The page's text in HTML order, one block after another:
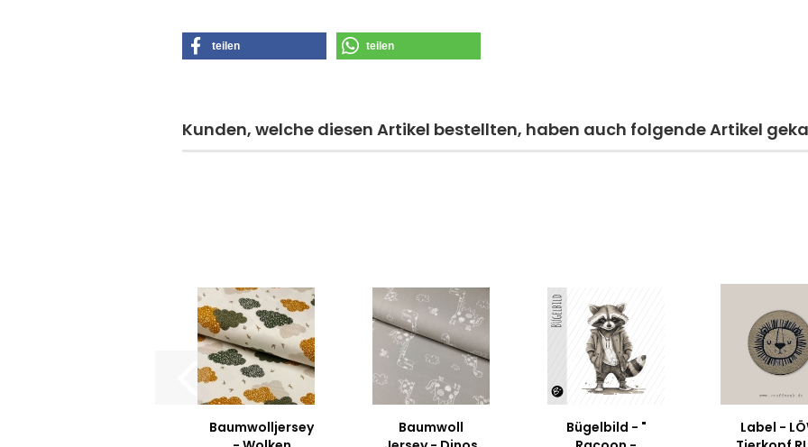
teilen teilen
Kunden, welche diesen Artikel bestellten, haben auch folgende Artikel
Baumwolljersey
Baumwoll
Bügelbild - "
Label -